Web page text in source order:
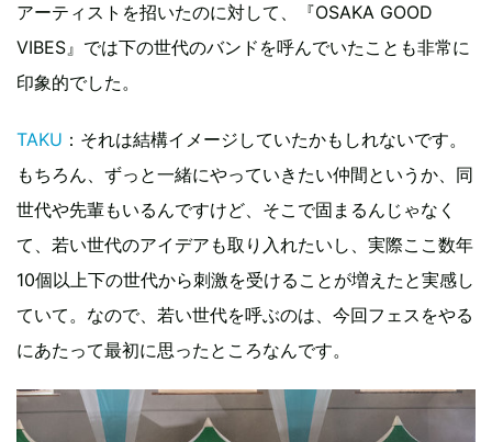
アーティストを招いたのに対して、『OSAKA GOOD
VIBES』では下の世代のバンドを呼んでいたことも非常に
印象的でした。
TAKU ：それは結構イメージしていたかもしれないです。
もちろん、ずっと一緒にやっていきたい仲間というか、同
世代や先輩もいるんですけど、そこで固まるんじゃなく
て、若い世代のアイデアも取り入れたいし、実際ここ数年
10個以上下の世代から刺激を受けることが増えたと実感し
ていて。なので、若い世代を呼ぶのは、今回フェスをやる
にあたって最初に思ったところなんです。